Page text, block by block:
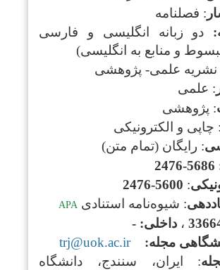
: فصلنامه
دو زبانه انگلیسی و فارسی
و منابع به انگلیسی)
نشریه علمی- پژوهشی
: علمی
: پژوهشی
: چاپی و الکترونیکی
: رایگان (تمام متن)
5686-2476
:
5600-2476
: شیوه‌نامه استنادی APA
، داخلی: -
مجله:
trj@uok.ac.ir
: ایران، سنندج، دانشگاه